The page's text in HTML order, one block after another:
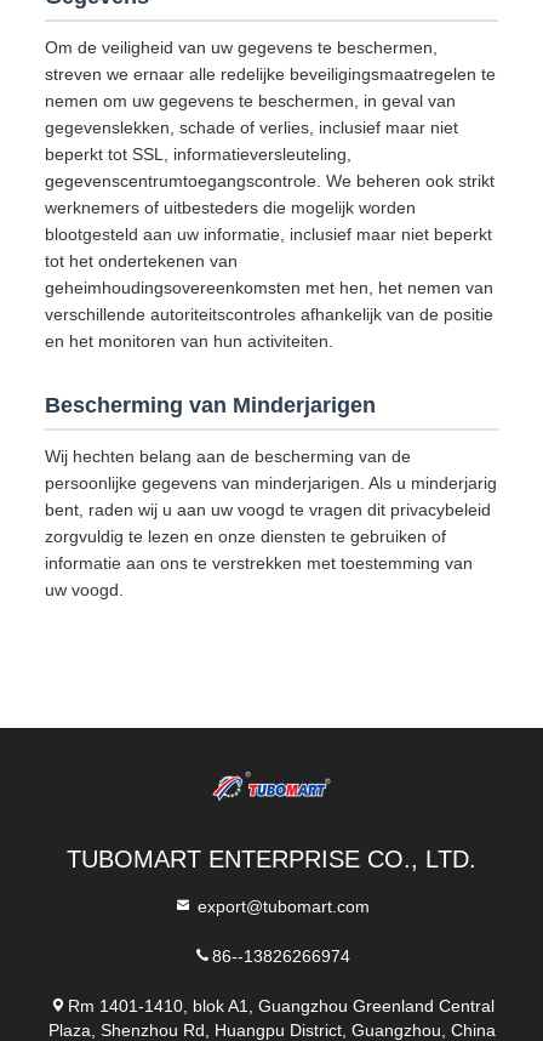
Om de veiligheid van uw gegevens te beschermen,
streven we ernaar alle redelijke beveiligingsmaatregelen te
nemen om uw gegevens te beschermen, in geval van
gegevenslekken, schade of verlies, inclusief maar niet
beperkt tot SSL, informatieversleuteling,
gegevenscentrumtoegangscontrole. We beheren ook strikt
werknemers of uitbesteders die mogelijk worden
blootgesteld aan uw informatie, inclusief maar niet beperkt
tot het ondertekenen van
geheimhoudingsovereenkomsten met hen, het nemen van
verschillende autoriteitscontroles afhankelijk van de positie
en het monitoren van hun activiteiten.
Bescherming van Minderjarigen
Wij hechten belang aan de bescherming van de
persoonlijke gegevens van minderjarigen. Als u minderjarig
bent, raden wij u aan uw voogd te vragen dit privacybeleid
zorgvuldig te lezen en onze diensten te gebruiken of
informatie aan ons te verstrekken met toestemming van
uw voogd.
TUBOMART ENTERPRISE CO., LTD.
export@tubomart.com
86--13826266974
Rm 1401-1410, blok A1, Guangzhou Greenland Central
Plaza, Shenzhou Rd, Huangpu District, Guangzhou, China